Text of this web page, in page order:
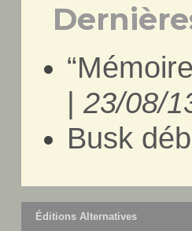
|23/08/
Busk
Éditions Alternatives